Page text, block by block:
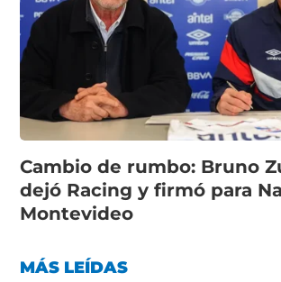
Cambio de rumbo: Bruno
dejó Racing y firmó para
Montevideo
MÁS LEÍDAS